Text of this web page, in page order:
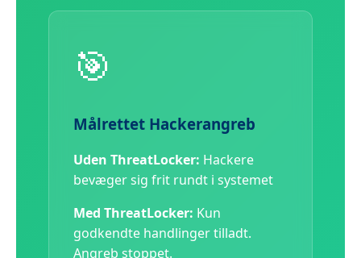
🎯
Målrettet Hackerangreb
Uden ThreatLocker: Hackere
bevæger sig frit rundt i systemet
Med ThreatLocker: Kun
godkendte handlinger tilladt.
Angreb stoppet.